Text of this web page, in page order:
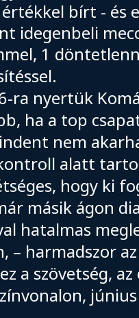
bírt - és
idegenbeli
1
ra nyertük
ha a top
nem
alatt
hogy ki
másik ágon
hatalmas
– harmadszor
a szövetség,